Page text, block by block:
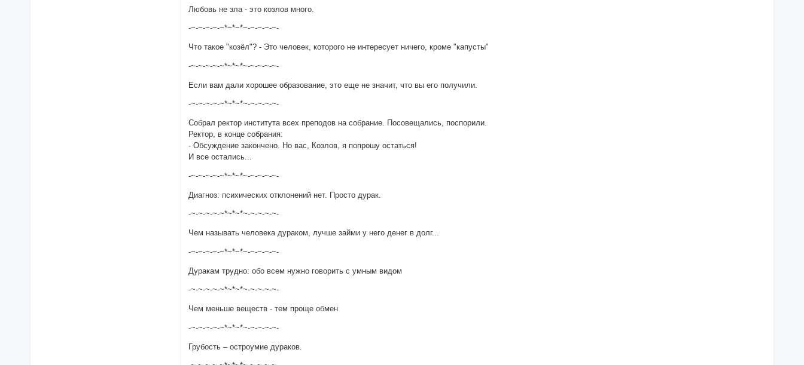
Любовь не зла - это козлов много.
-~-~-~-~-~*~*~*~-~-~-~-~-
Что такое "козёл"? - Это человек, которого не интересует ничего, кроме "капусты"
-~-~-~-~-~*~*~*~-~-~-~-~-
Если вам дали хорошее образование, это еще не значит, что вы его получили.
-~-~-~-~-~*~*~*~-~-~-~-~-
Собрал ректор института всех преподов на собрание. Посовещались, поспорили.
Ректор, в конце собрания:
- Обсуждение закончено. Но вас, Козлов, я попрошу остаться!
И все остались...
-~-~-~-~-~*~*~*~-~-~-~-~-
Диагноз: психических отклонений нет. Просто дурак.
-~-~-~-~-~*~*~*~-~-~-~-~-
Чем называть человека дураком, лучше займи у него денег в долг...
-~-~-~-~-~*~*~*~-~-~-~-~-
Дуракам трудно: обо всем нужно говорить с умным видом
-~-~-~-~-~*~*~*~-~-~-~-~-
Чем меньше веществ - тем проще обмен
-~-~-~-~-~*~*~*~-~-~-~-~-
Грубость – остроумие дураков.